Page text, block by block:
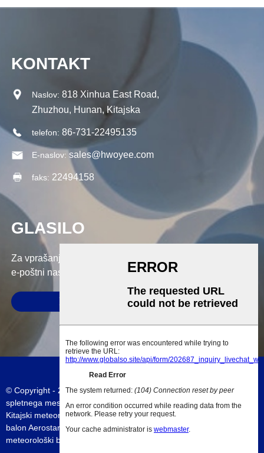
KONTAKT
Naslov: 818 Xinhua East Road,
Zhuzhou, Hunan, Kitajska
telefon: 86-731-22495135
E-naslov: sales@hwoyee.com
faks: 22494158
GLASILO
Za vprašanja o naših izdelkih ali ceniku nam pustite svoj
e-poštni naslov in kontaktirali vas bomo v 24 urah.
POŠLJI
© Copyright - 2010-2023 : Vse pravice pridržane. Zemljevid
spletnega mesta- AMP Mobile
Kitajski meteorološki baloni,600 g vremenski balon
balon Aerostar
Kitajski vremenski balon,Velik balon
meteorološki balon